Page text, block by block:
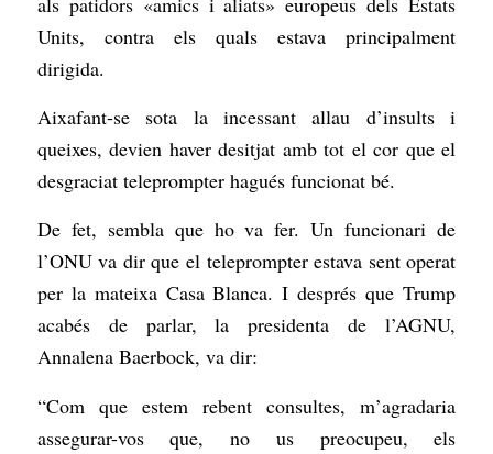
Units, contra els quals estava principalment
dirigida.
Aixafant-se sota la incessant allau d’insults i
queixes, devien haver desitjat amb tot el cor que el
desgraciat teleprompter hagués funcionat bé.
De fet, sembla que ho va fer. Un funcionari de
l’ONU va dir que el teleprompter estava sent operat
per la mateixa Casa Blanca. I després que Trump
acabés de parlar, la presidenta de l’AGNU,
Annalena Baerbock, va dir:
“Com que estem rebent consultes, m’agradaria
assegurar-vos que, no us preocupeu, els